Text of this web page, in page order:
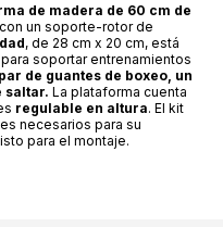
de madera de 60 cm de
un soporte-rotor de
, de 28 cm x 20 cm, está
soportar entrenamientos
de guantes de boxeo, un
saltar. La plataforma cuenta
regulable en altura. El kit
necesarios para su
para el montaje.